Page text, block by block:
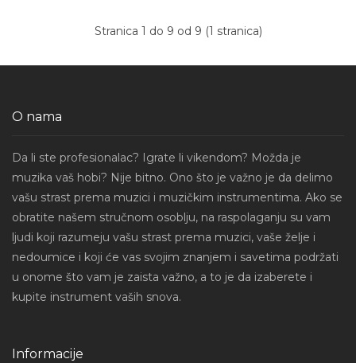
Stranica 1 do 9 od 9 (1 stranica)
O nama
Da li ste profesionalac? Igrate li vikendom? Možda je
muzika vaš hobi? Nije bitno. Ono što je važno je da delimo
vašu strast prema muzici i muzičkim instrumentima. Ako se
obratite našem stručnom osoblju, na raspolaganju su vam
ljudi koji razumeju vašu strast prema muzici, vaše želje i
nedoumice i koji će vas svojim znanjem i savetima podržati
u onome što vam je zaista važno, a to je da izaberete i
kupite instrument vaših snova.
Informacije